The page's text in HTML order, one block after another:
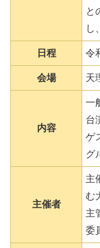
と
し
日程 令
会場 天
内容
一
台
ゲ
グ
主催者
主
む
主
委